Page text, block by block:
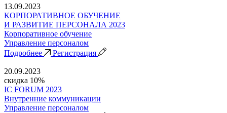
13.09.2023
КОРПОРАТИВНОЕ ОБУЧЕНИЕ
И РАЗВИТИЕ ПЕРСОНАЛА 2023
Корпоративное обучение
Управление персоналом
Подробнее
Регистрация
20.09.2023
скидка 10%
IC FORUM 2023
Внутренние коммуникации
Управление персоналом